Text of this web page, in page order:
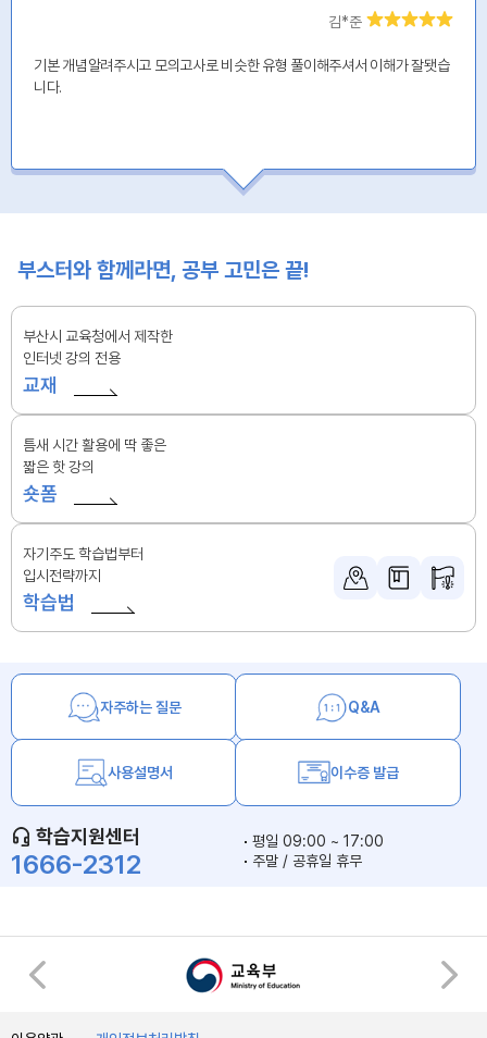
김*준
기본 개념알려주시고 모의고사로 비슷한 유형 풀이해주셔서 이해가 잘됏습
니다.
부스터와 함께라면, 공부 고민은 끝!
부산시 교육청에서 제작한
인터넷 강의 전용
교재
틈새 시간 활용에 딱 좋은
짧은 핫 강의
숏폼
자기주도 학습법부터
입시전략까지
학습법
자주하는 질문 Q&A
사용설명서 이수증 발급
학습지원센터
1666-2312
평일 09:00 ~ 17:00
주말 / 공휴일 휴무